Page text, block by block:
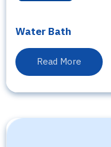
Water Bath
Read More